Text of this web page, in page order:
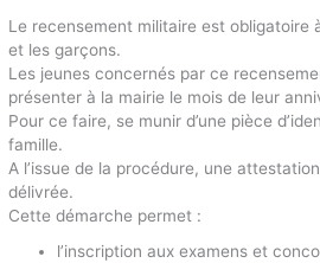
Le recensement militaire est obligatoire
et les garçons.
Les jeunes concernés par ce
présenter à la mairie le mois de leur
Pour ce faire, se munir d’une pièce
famille.
A l’issue de la procédure, une
délivrée.
Cette démarche permet :
l’inscription aux examens et